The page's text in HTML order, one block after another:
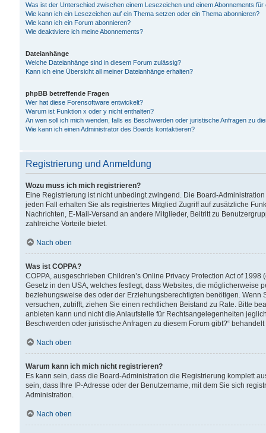
Was ist der Unterschied zwischen einem Lesezeichen und einem Abonnements
Wie kann ich ein Lesezeichen auf ein Thema setzen oder ein Thema abonnieren?
Wie kann ich ein Forum abonnieren?
Wie deaktiviere ich meine Abonnements?
Dateianhänge
Welche Dateianhänge sind in diesem Forum zulässig?
Kann ich eine Übersicht all meiner Dateianhänge erhalten?
phpBB betreffende Fragen
Wer hat diese Forensoftware entwickelt?
Warum ist Funktion x oder y nicht enthalten?
An wen soll ich mich wenden, falls es Beschwerden oder juristische Anfragen zu
Wie kann ich einen Administrator des Boards kontaktieren?
Registrierung und Anmeldung
Wozu muss ich mich registrieren?
Eine Registrierung ist nicht unbedingt zwingend. Die Board-
jeden Fall erhalten Sie als registriertes Mitglied Zugriff auf zusätzliche
Nachrichten, E-Mail-Versand an andere Mitglieder, Beitritt zu
zahlreiche Vorteile bietet.
Nach oben
Was ist COPPA?
COPPA, ausgeschrieben Children’s Online Privacy Protection Act of
Gesetz in den USA, welches festlegt, dass Websites, die
beziehungsweise des oder der Erziehungsberechtigten benötigen.
versuchen, zutrifft, ziehen Sie einen rechtlichen Beistand zu Rate. Bitte
anbieten kann und nicht die Anlaufstelle für Rechtsangelegenheiten
Beschwerden oder juristische Anfragen zu diesem Forum gibt?“
Nach oben
Warum kann ich mich nicht registrieren?
Es kann sein, dass die Board-Administration die Registrierung komplett
sein, dass Ihre IP-Adresse oder der Benutzername, mit dem Sie sich
Administration.
Nach oben